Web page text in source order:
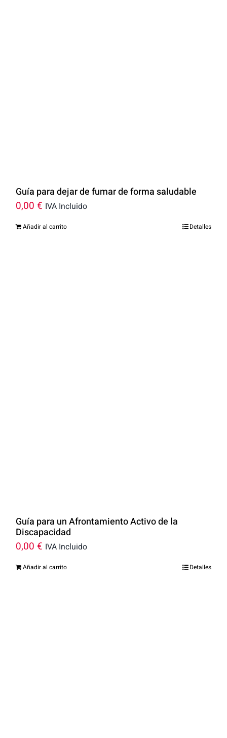
Guía para dejar de fumar de forma saludable
0,00 € IVA Incluido
Añadir al carrito Detalles
Guía para un Afrontamiento Activo de la
Discapacidad
0,00 € IVA Incluido
Añadir al carrito Detalles